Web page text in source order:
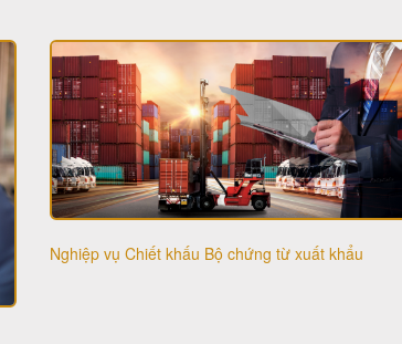
Nghiệp vụ Chiết khấu Bộ chứng từ xuất khẩu